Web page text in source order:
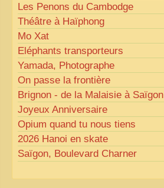
Les Penons du Cambodge
Théâtre à Haïphong
Mo Xat
Eléphants transporteurs
Yamada, Photographe
On passe la frontière
Brignon - de la Malaisie à Saïgon
Joyeux Anniversaire
Opium quand tu nous tiens
2026 Hanoi en skate
Saïgon, Boulevard Charner